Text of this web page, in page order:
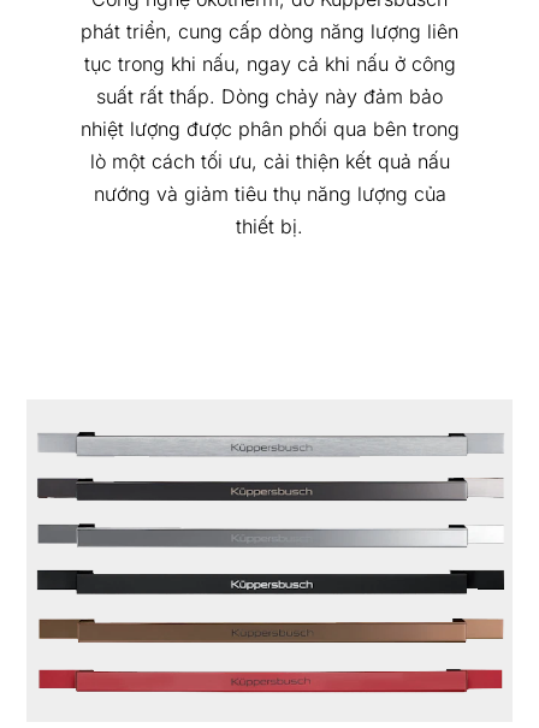
phát triển, cung cấp dòng năng lượng liên
tục trong khi nấu, ngay cả khi nấu ở công
suất rất thấp. Dòng chảy này đảm bảo
nhiệt lượng được phân phối qua bên trong
lò một cách tối ưu, cải thiện kết quả nấu
nướng và giảm tiêu thụ năng lượng của
thiết bị.